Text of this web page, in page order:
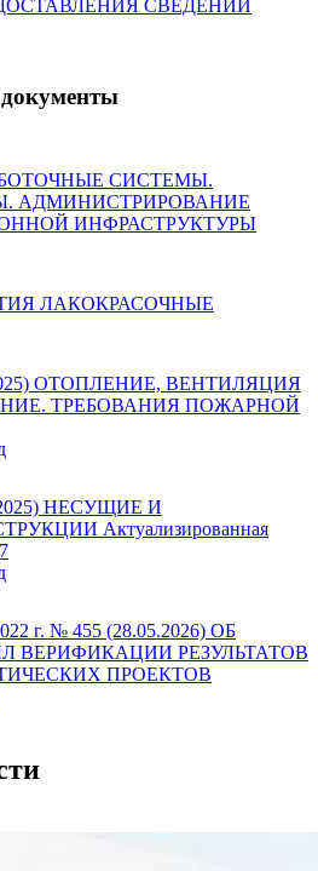
СВЕДЕНИЙ
СИСТЕМЫ.
АДМИНИСТРИРОВАНИЕ
ИНФРАСТРУКТУРЫ
ЛАКОКРАСОЧНЫЕ
ОТОПЛЕНИЕ, ВЕНТИЛЯЦИЯ
ТРЕБОВАНИЯ ПОЖАРНОЙ
НЕСУЩИЕ И
Актуализированная
г. № 455 (28.05.2026) ОБ
ВЕРИФИКАЦИИ РЕЗУЛЬТАТОВ
ПРОЕКТОВ